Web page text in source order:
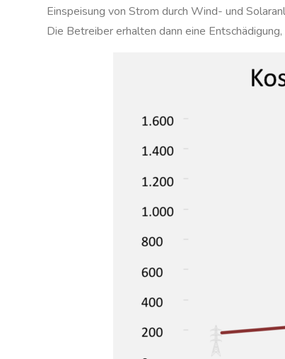
Einspeisung von Strom durch Wind- und
Die Betreiber erhalten dann eine